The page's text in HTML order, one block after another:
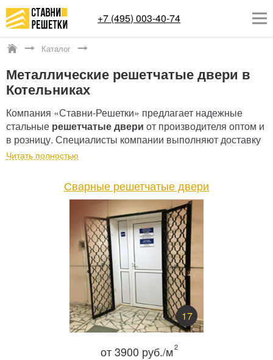
+7 (495) 003-40-74
ОКОННЫЕ РЕШЕТКИ
КАТАЛОГ
УСЛУГИ
Заказать обратный звонок
+7 (495) 003-40-74
Режим работы:
Круглосуточно!
Каталог
Металлические решетчатые двери в
Котельниках
Компания «Ставни-Решетки» предлагает надежные
стальные решетчатые двери от производителя оптом и
в розницу. Специалисты компании выполняют доставку
и монтаж готовых конструкций на территории Москвы и
Читать полностью
Сварные решетчатые двери
17
от 3900 руб./м2